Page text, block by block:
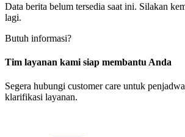
Data berita belum tersedia saat ini. Silakan
lagi.
Butuh informasi?
Tim layanan kami siap membantu Anda
Segera hubungi customer care untuk
klarifikasi layanan.